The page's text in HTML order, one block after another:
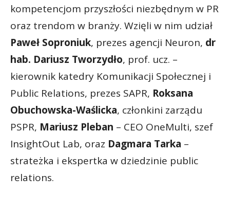
kompetencjom przyszłości niezbędnym w PR
oraz trendom w branży. Wzięli w nim udział
Paweł Soproniuk, prezes agencji Neuron, dr
hab. Dariusz Tworzydło, prof. ucz. –
kierownik katedry Komunikacji Społecznej i
Public Relations, prezes SAPR, Roksana
Obuchowska-Waślicka, członkini zarządu
PSPR, Mariusz Pleban – CEO OneMulti, szef
InsightOut Lab, oraz Dagmara Tarka –
strateżka i ekspertka w dziedzinie public
relations.